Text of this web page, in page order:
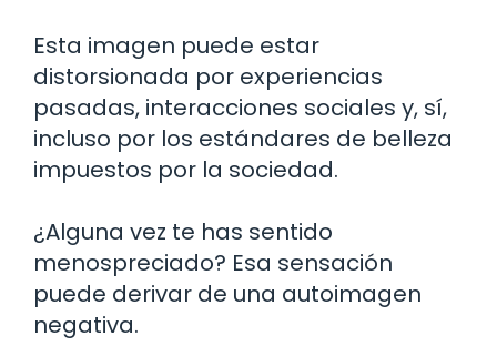
Esta imagen puede estar
distorsionada por experiencias
pasadas, interacciones sociales y, sí,
incluso por los estándares de belleza
impuestos por la sociedad.
¿Alguna vez te has sentido
menospreciado? Esa sensación
puede derivar de una autoimagen
negativa.